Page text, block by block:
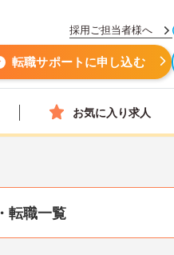
採用ご担当者様へ
転職サポートに申し込む
お気に入り求人
転職一覧